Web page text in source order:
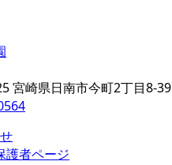
町／認定こども園
宮崎県日南市今町2丁目8-39
護者ページ